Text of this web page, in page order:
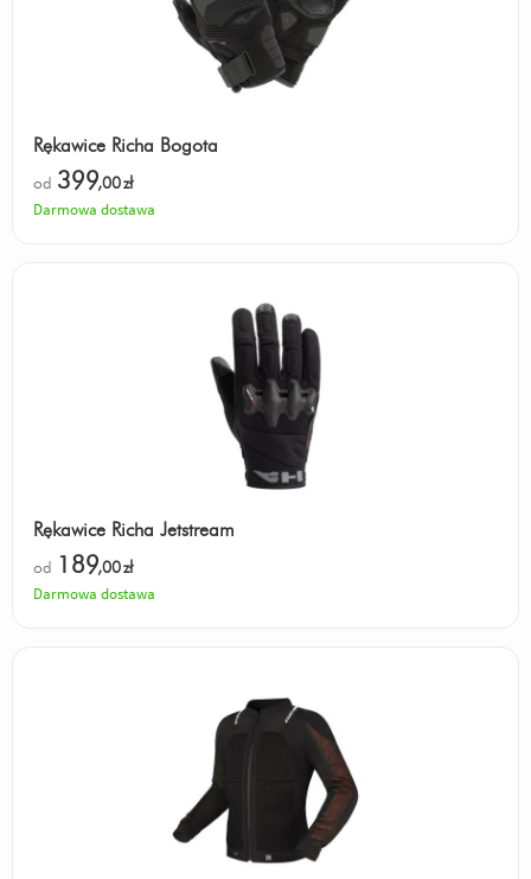
Rękawice Richa Bogota
od 399,00zł
Darmowa dostawa
Rękawice Richa Jetstream
od 189,00zł
Darmowa dostawa